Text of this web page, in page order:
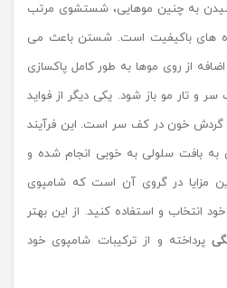
به چنین موهایی، شستشوی مرتب
های باکیفیت است. شستن باعث می
از روی موها به طور کامل پاکسازی
و تار مو باز شود. یکی دیگر از فواید
خون در کف سر است. این فرآیند
بافت سلولی به خوبی انجام شده و
مزایا در گروی آن است که شامپوی
انتخاب و استفاده کنید. از این بهتر
پرداخته و از ترکیبات شامپوی خود